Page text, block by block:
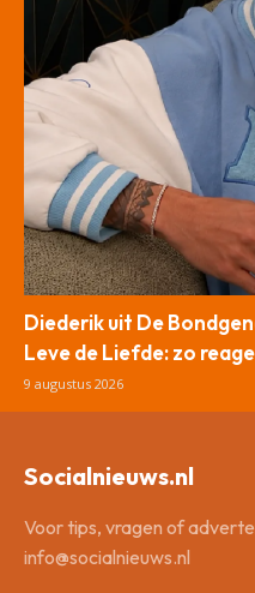
Diederik uit De
Leve de Liefde: zo
9 augustus 2026
Socialnieuws.nl
Voor tips, vragen of
info@socialnieuws.nl